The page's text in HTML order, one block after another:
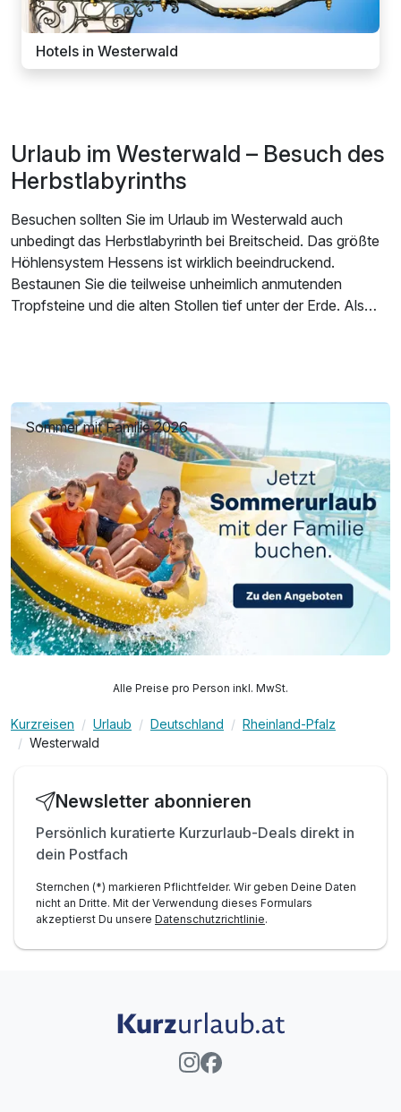
Hotels in Westerwald
Urlaub im Westerwald – Besuch des
Herbstlabyrinths
Besuchen sollten Sie im Urlaub im Westerwald auch
unbedingt das Herbstlabyrinth bei Breitscheid. Das größte
Höhlensystem Hessens ist wirklich beeindruckend.
Bestaunen Sie die teilweise unheimlich anmutenden
Tropfsteine und die alten Stollen tief unter der Erde. Als
gelangen, müssen Sie vom Parkplatz aus etwa einen
Kilometer zu Fuß gehen.
Genießen Sie den Westerwald entsprechend Ihren
individuellen Wünschen – ob sportlich aktiv mit Parasailing
oder Mountainbike-Touren oder ganz entspannt auf einer
Wanderung durch die einmalige Landschaft, spielt dabei
keine Rolle.
Sommer mit Familie 2026
Alle Preise pro Person inkl. MwSt.
Kurzreisen Urlaub Deutschland
Rheinland-Pfalz
Westerwald
Newsletter abonnieren
Persönlich kuratierte Kurzurlaub-Deals direkt in
dein Postfach
Sternchen (*) markieren Pflichtfelder. Wir geben Deine Daten
nicht an Dritte. Mit der Verwendung dieses Formulars
akzeptierst Du unsere Datenschutzrichtlinie.